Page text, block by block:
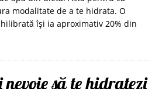
modalitate de a te hidrata. O
își ia aproximativ 20% din
nevoie să te hidratezi